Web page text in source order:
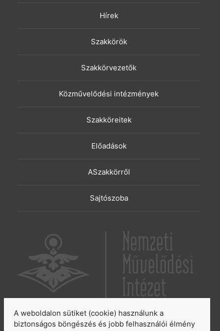
Hírek
Szakkörök
Szakkörvezetők
Közművelődési intézmények
Szakköreitek
Előadások
ASzakkörről
Sajtószoba
6065 Lakitelek, Szentkirályi út 2.
A weboldalon sütiket (cookie) használunk a
biztonságos böngészés és jobb felhasználói élmény